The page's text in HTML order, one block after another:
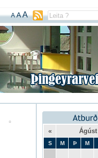
A AA
« Ágúst
S M Þ M